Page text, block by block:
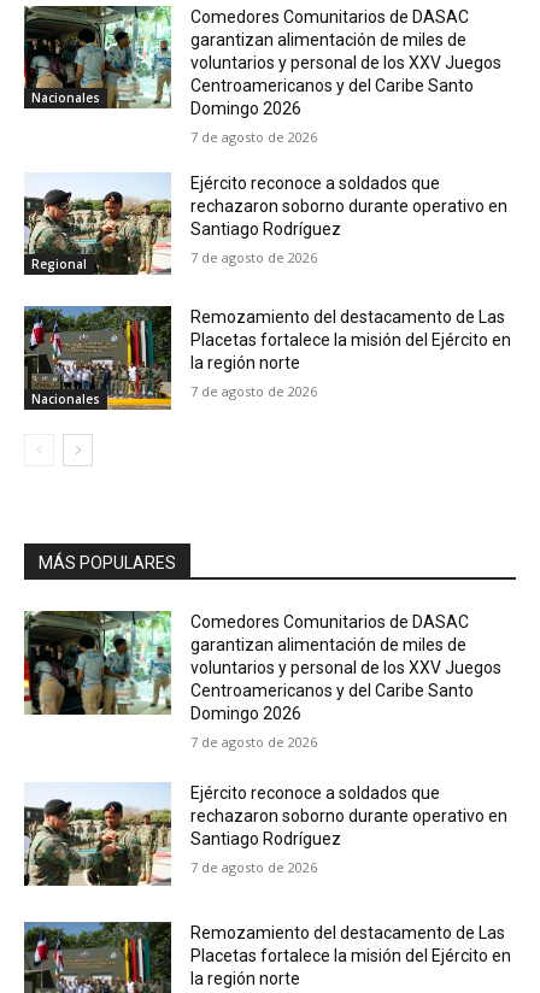
Nacionales
Comedores Comunitarios de DASAC
garantizan alimentación de miles de
voluntarios y personal de los XXV Juegos
Centroamericanos y del Caribe Santo
Domingo 2026
7 de agosto de 2026
Regional
Ejército reconoce a soldados que
rechazaron soborno durante operativo en
Santiago Rodríguez
7 de agosto de 2026
Nacionales
Remozamiento del destacamento de Las
Placetas fortalece la misión del Ejército en
la región norte
7 de agosto de 2026
MÁS POPULARES
Comedores Comunitarios de DASAC
garantizan alimentación de miles de
voluntarios y personal de los XXV Juegos
Centroamericanos y del Caribe Santo
Domingo 2026
7 de agosto de 2026
Ejército reconoce a soldados que
rechazaron soborno durante operativo en
Santiago Rodríguez
7 de agosto de 2026
Remozamiento del destacamento de Las
Placetas fortalece la misión del Ejército en
la región norte